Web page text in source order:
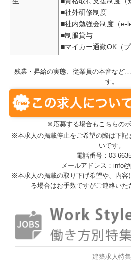
■社外研修制度
■社内勉強会制度（e-
■制服貸与
■マイカー通勤OK（
残業・昇給の実態、従業員の本音など
す。
※応募する場合もこちらの
※本求人の掲載停止をご希望の際は下記
いです。
電話番号：03-
メールアドレス：
※本求人の掲載の取り下げ希望や、内容
る場合はお手数ですがご連絡いた
建築求人特集